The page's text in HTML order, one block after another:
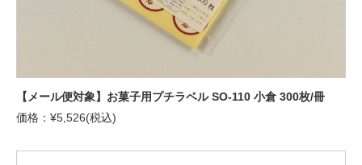
【メール便対象】お菓子用プチラベル SO-110 小倉 300枚/冊
価格：¥5,526(税込)